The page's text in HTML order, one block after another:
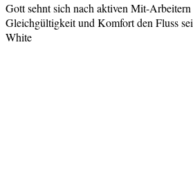
Gott sehnt sich nach aktiven Mit-
Gleichgültigkeit und Komfort den Fluss
White